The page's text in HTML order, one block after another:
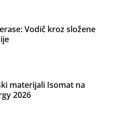
Vodič kroz složene
materijali Isomat na
2026